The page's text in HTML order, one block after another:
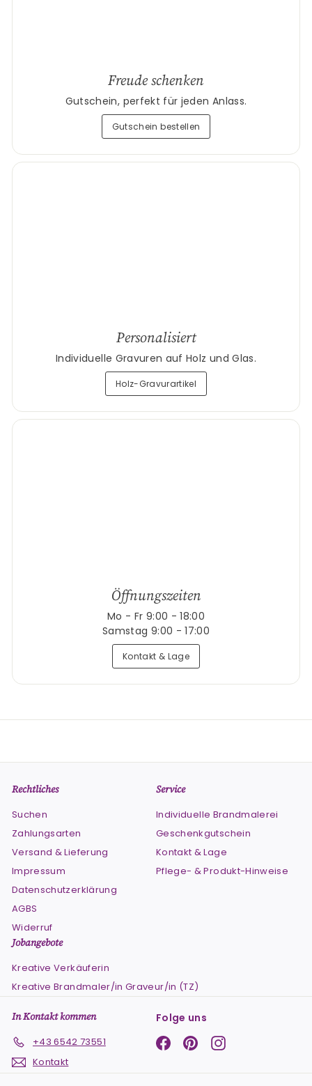
Freude schenken
Gutschein, perfekt für jeden Anlass.
Gutschein bestellen
Personalisiert
Individuelle Gravuren auf Holz und Glas.
Holz-Gravurartikel
Öffnungszeiten
Mo - Fr 9:00 - 18:00
Samstag 9:00 - 17:00
Kontakt & Lage
Rechtliches
Suchen
Zahlungsarten
Versand & Lieferung
Impressum
Datenschutzerklärung
AGBS
Widerruf
Service
Individuelle Brandmalerei
Geschenkgutschein
Kontakt & Lage
Pflege- & Produkt-Hinweise
Jobangebote
Kreative Verkäuferin
Kreative Brandmaler/in Graveur/in (TZ)
In Kontakt kommen
+43 6542 73551
Kontakt
Folge uns
Facebook
PinterestInstagram